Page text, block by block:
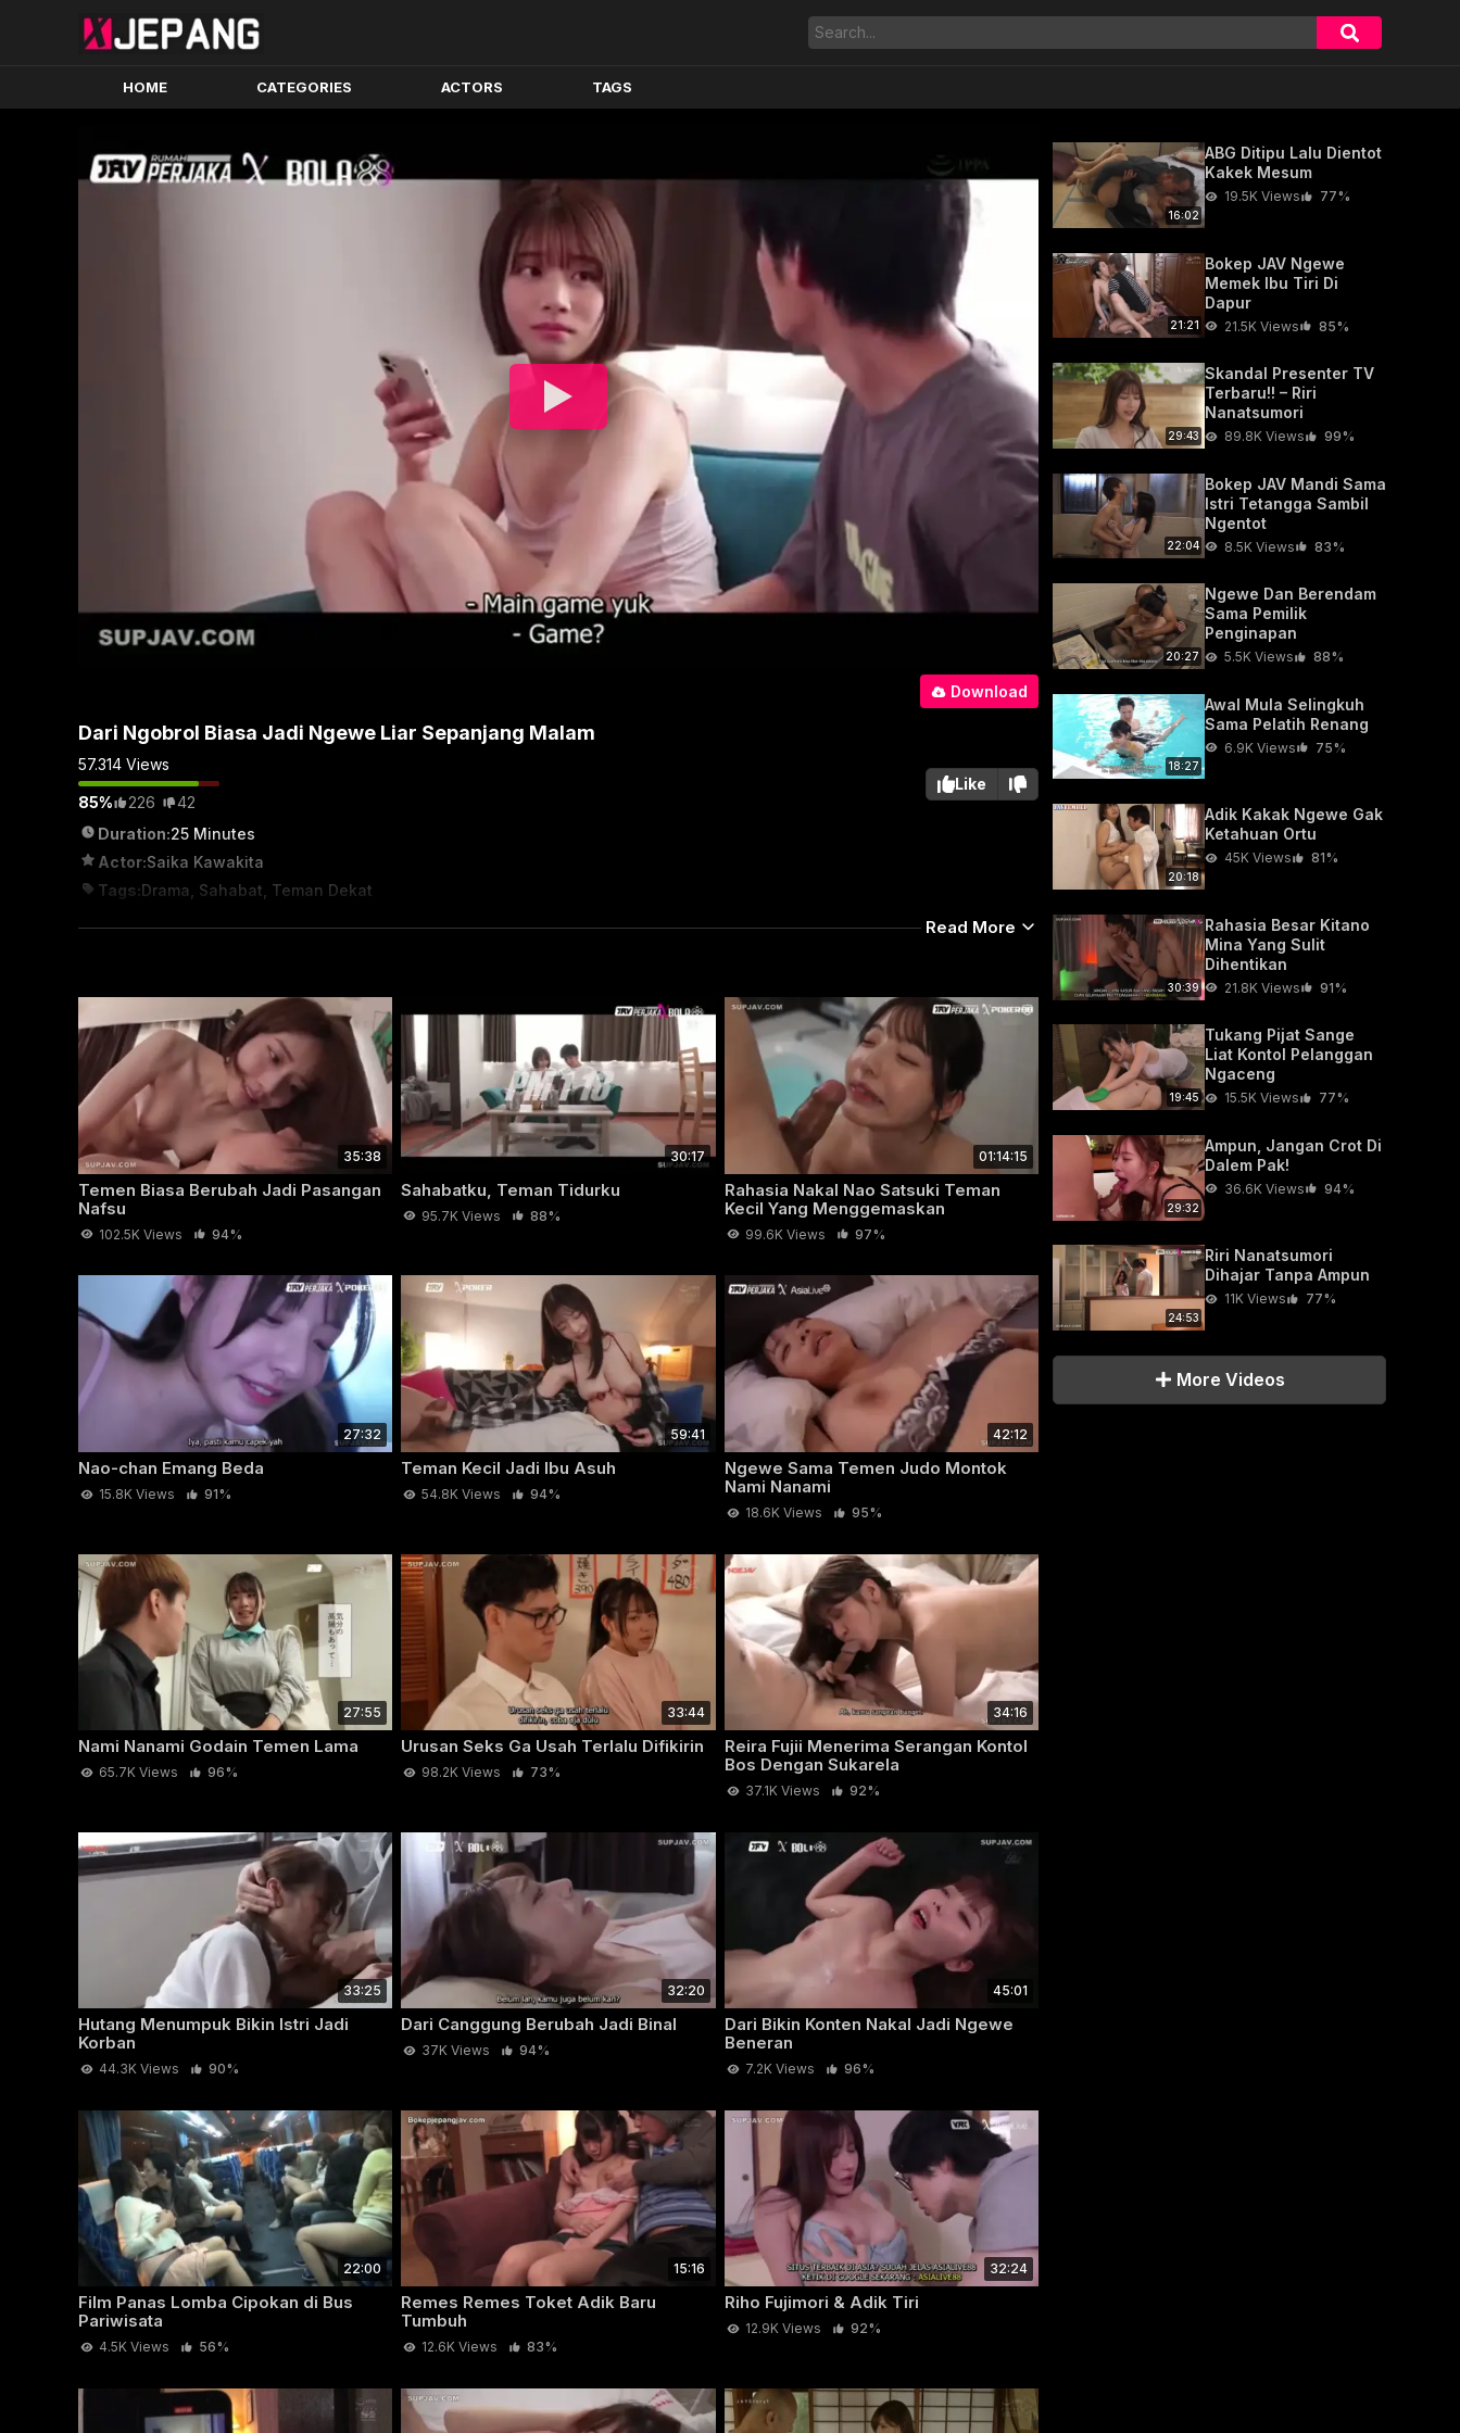
HOME CATEGORIES ACTORS TAGS
Download
Dari Ngobrol Biasa Jadi Ngewe Liar Sepanjang Malam
57.314 Views
85% 226 42
Like
Duration:25 Minutes
Actor:Saika Kawakita
Tags:Drama Sahabat Teman Dekat
Suatu malam mereka minum-minum biasa di rumah, Awalnya mereka masih canggung setelah mabuk, tapi begitu mulai
ciuman, langsung nggak bisa berhenti. Dari situ langsung jadi malam gila-gilaan penuh nafsu di rumah, tanpa drama ribet,
cuma dua orang yang akhirnya nggak bisa nahan nafsu lagi.
Read More
35:38
Temen Biasa Berubah Jadi Pasangan
Nafsu
102.5K Views 94%
30:17
Sahabatku, Teman Tidurku
95.7K Views 88%
01:14:15
Rahasia Nakal Nao Satsuki Teman
Kecil Yang Menggemaskan
99.6K Views 97%
27:32
Nao-chan Emang Beda
15.8K Views 91%
59:41
Teman Kecil Jadi Ibu Asuh
54.8K Views 94%
42:12
Ngewe Sama Temen Judo Montok
Nami Nanami
18.6K Views 95%
27:55
Nami Nanami Godain Temen Lama
65.7K Views 96%
33:44
Urusan Seks Ga Usah Terlalu Difikirin
98.2K Views 73%
34:16
Reira Fujii Menerima Serangan Kontol
Bos Dengan Sukarela
37.1K Views 92%
33:25
Hutang Menumpuk Bikin Istri Jadi
Korban
44.3K Views 90%
32:20
Dari Canggung Berubah Jadi Binal
37K Views 94%
45:01
Dari Bikin Konten Nakal Jadi Ngewe
Beneran
7.2K Views 96%
22:00
Film Panas Lomba Cipokan di Bus
Pariwisata
4.5K Views 56%
15:16
Remes Remes Toket Adik Baru
Tumbuh
12.6K Views 83%
32:24
Riho Fujimori & Adik Tiri
12.9K Views 92%
16:02
ABG Ditipu Lalu Dientot
Kakek Mesum
19.5K Views 77%
21:21
Bokep JAV Ngewe
Memek Ibu Tiri Di
Dapur
21.5K Views 85%
29:43
Skandal Presenter TV
Terbaru!! – Riri
Nanatsumori
89.8K Views 99%
22:04
Bokep JAV Mandi Sama
Istri Tetangga Sambil
Ngentot
8.5K Views 83%
20:27
Ngewe Dan Berendam
Sama Pemilik
Penginapan
5.5K Views 88%
18:27
Awal Mula Selingkuh
Sama Pelatih Renang
6.9K Views 75%
20:18
Adik Kakak Ngewe Gak
Ketahuan Ortu
45K Views 81%
30:39
Rahasia Besar Kitano
Mina Yang Sulit
Dihentikan
21.8K Views 91%
19:45
Tukang Pijat Sange
Liat Kontol Pelanggan
Ngaceng
15.5K Views 77%
29:32
Ampun, Jangan Crot Di
Dalem Pak!
36.6K Views 94%
24:53
Riri Nanatsumori
Dihajar Tanpa Ampun
11K Views 77%
More Videos